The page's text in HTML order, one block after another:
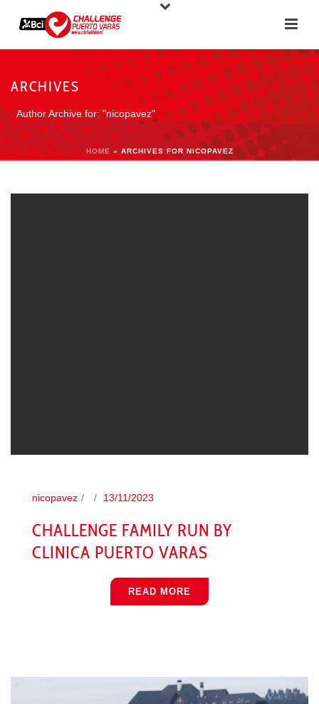
ARCHIVES
Author Archive for: "nicopavez"
HOME » ARCHIVES FOR NICOPAVEZ
nicopavez 13/11/2023
CHALLENGE FAMILY RUN BY
CLINICA PUERTO VARAS
READ MORE